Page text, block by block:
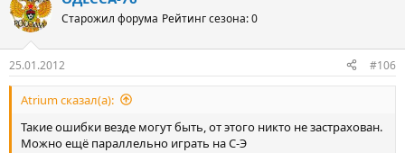
ц
и
Старожил форума Рейтинг сезона: 0
25.01.2012 #106
Atrium сказал(а):
Такие ошибки везде могут быть, от этого никто не застрахован.
Можно ещё параллельно играть на С-Э